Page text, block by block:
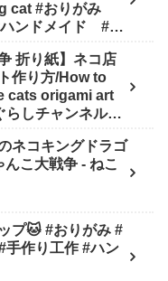
cat #おりがみ
ンドメイド #工
折り紙】ネコ店
作り方/How to
cats origami art
らしチャンネル
】
ネコキングドラゴ
こ大戦争 - ねこ
プ🐱 #おりがみ #
手作り工作 #ハン